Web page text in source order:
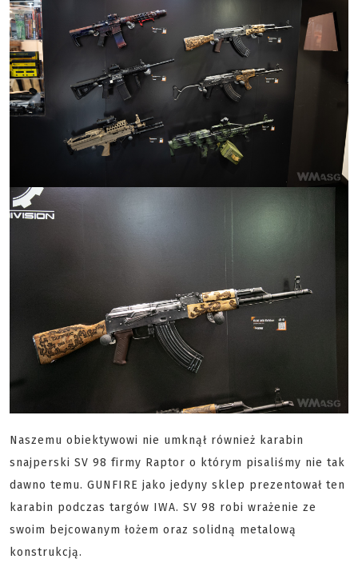
Naszemu obiektywowi nie umknął również karabin
snajperski SV 98 firmy Raptor o którym pisaliśmy nie tak
dawno temu. GUNFIRE jako jedyny sklep prezentował ten
karabin podczas targów IWA. SV 98 robi wrażenie ze
swoim bejcowanym łożem oraz solidną metalową
konstrukcją.